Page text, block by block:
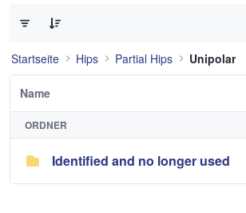
Startseite Hips Partial Hips Unipolar
Name
ORDNER
Identified and no longer used